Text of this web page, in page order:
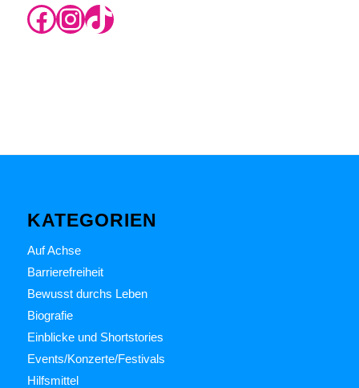
https://www.instagram.com/rikas.blog/ InstagramTikTok
KATEGORIEN
Auf Achse
Barrierefreiheit
Bewusst durchs Leben
Biografie
Einblicke und Shortstories
Events/Konzerte/Festivals
Hilfsmittel